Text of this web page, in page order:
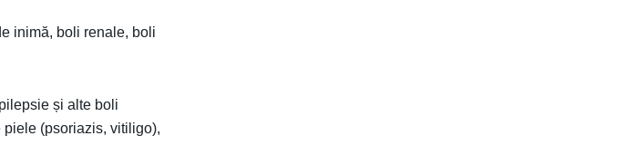
inimă, boli renale, boli
și alte boli
(psoriazis, vitiligo),